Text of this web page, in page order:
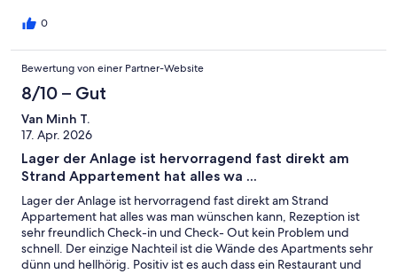
eine sogar braun , hoffentlich Schokolade ! Die Menschen
den Teller - null Privatsphäre! Lieblos eingerichtet und null
Alltagstauglich . Schwimmbad und Sauna - na ja , Schwimmbad
für Kinder toll , für Erwachsene leider nicht. Sauna ungepflegt
und mehr als in die Jahre gekommen. Immerhin zieht sich das
mega schlechte Lichtverhältniss hier durch und man kann im
dunkeln saunieren. Türe lässt sich nicht schließen und den
Aufgusskessel muss man sich mit der anderen Sauna teilen.
Genau wie die zwei Liegen im ungemütlichen Ruheraum. Wir
kommen ganz sicher nicht mehr wieder.
0
Bewertung von einer Partner-Website
8/10 – Gut
Van Minh T.
17. Apr. 2026
Lager der Anlage ist hervorragend fast direkt am
Strand Appartement hat alles wa ...
Lager der Anlage ist hervorragend fast direkt am Strand
Appartement hat alles was man wünschen kann, Rezeption ist
sehr freundlich Check-in und Check- Out kein Problem und
schnell. Der einzige Nachteil ist die Wände des Apartments sehr
dünn und hellhörig. Positiv ist es auch dass ein Restaurant und